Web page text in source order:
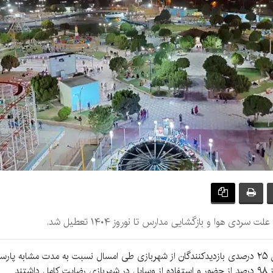
و بازگشایی مدارس تا نوروز ۱۴۰۴ تعطیل شد.‌
به گزارش کرمان‌نو، روح‌الله مطهری با اشاره به افزایش ۲۵ درصدی بازدیدکنندگان از شهربازی طی